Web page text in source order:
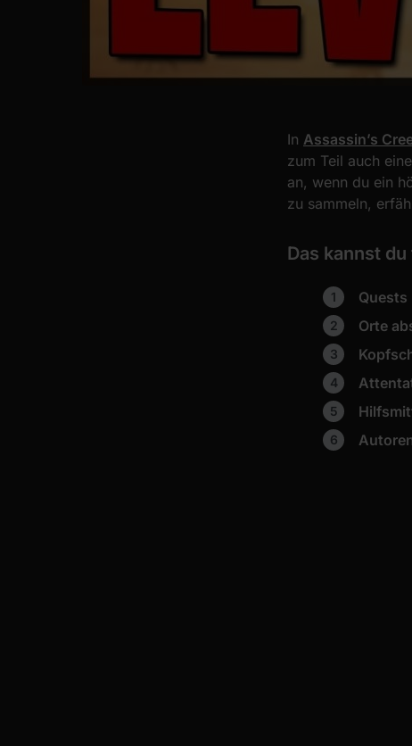
In Assassin’s
zum Teil auch
an, wenn du ein
zu sammeln,
Das kannst
Quests
Orte